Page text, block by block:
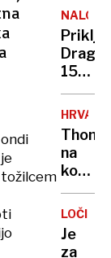
ondi
je
tožilcem
ga
išče,
čas
se
izteka
15
let
je
od
v
do
konca
na
v
Sinju:
LOČITEV
Je
za